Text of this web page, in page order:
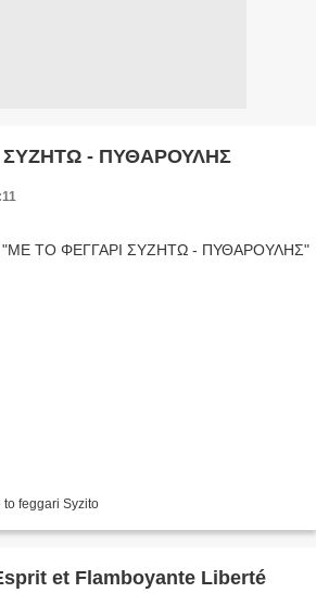
- ΠΥΘΑΡΟΥΛΗΣ
feggari Syzito
et Flamboyante Liberté